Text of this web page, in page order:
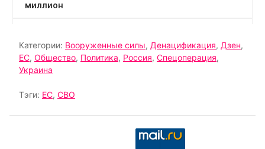
Категории: Вооруженные силы, Денацификация, Дзен,
ЕС, Общество, Политика, Россия, Спецоперация,
Украина
Тэги: ЕС, СВО